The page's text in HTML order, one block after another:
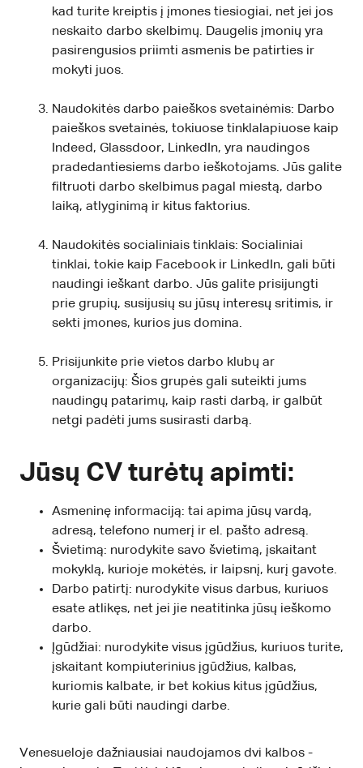
kad turite kreiptis į įmones tiesiogiai, net jei jos
neskaito darbo skelbimų. Daugelis įmonių yra
pasirengusios priimti asmenis be patirties ir
mokyti juos.
Naudokitės darbo paieškos svetainėmis: Darbo
paieškos svetainės, tokiuose tinklalapiuose kaip
Indeed, Glassdoor, LinkedIn, yra naudingos
pradedantiesiems darbo ieškotojams. Jūs galite
filtruoti darbo skelbimus pagal miestą, darbo
laiką, atlyginimą ir kitus faktorius.
Naudokitės socialiniais tinklais: Socialiniai
tinklai, tokie kaip Facebook ir LinkedIn, gali būti
naudingi ieškant darbo. Jūs galite prisijungti
prie grupių, susijusių su jūsų interesų sritimis, ir
sekti įmones, kurios jus domina.
Prisijunkite prie vietos darbo klubų ar
organizacijų: Šios grupės gali suteikti jums
naudingų patarimų, kaip rasti darbą, ir galbūt
netgi padėti jums susirasti darbą.
Jūsų CV turėtų apimti:
Asmeninę informaciją: tai apima jūsų vardą,
adresą, telefono numerį ir el. pašto adresą.
Švietimą: nurodykite savo švietimą, įskaitant
mokyklą, kurioje mokėtės, ir laipsnį, kurį gavote.
Darbo patirtį: nurodykite visus darbus, kuriuos
esate atlikęs, net jei jie neatitinka jūsų ieškomo
darbo.
Įgūdžiai: nurodykite visus įgūdžius, kuriuos turite,
įskaitant kompiuterinius įgūdžius, kalbas,
kuriomis kalbate, ir bet kokius kitus įgūdžius,
kurie gali būti naudingi darbe.
Venesueloje dažniausiai naudojamos dvi kalbos -